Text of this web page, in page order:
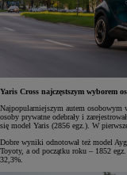
Yaris Cross najczęstszym wyborem
Najpopularniejszym autem
osoby prywatne odebrały i
się model Yaris (2856 egz.). W
Dobre wyniki odnotował też model
Toyoty, a od początku roku – 1852
32,3%.